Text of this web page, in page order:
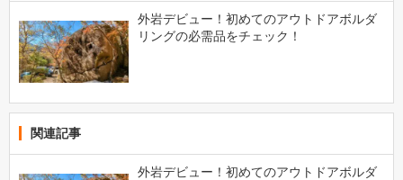
外岩デビュー！初めてのアウトドアボルダ
リングの必需品をチェック！
関連記事
外岩デビュー！初めてのアウトドアボルダ